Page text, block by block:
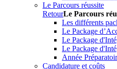
Le Parcours réussite
RetourLe Parcours
Les différents
Le Package
Le Package
Le Package
Année
Candidature et coûts